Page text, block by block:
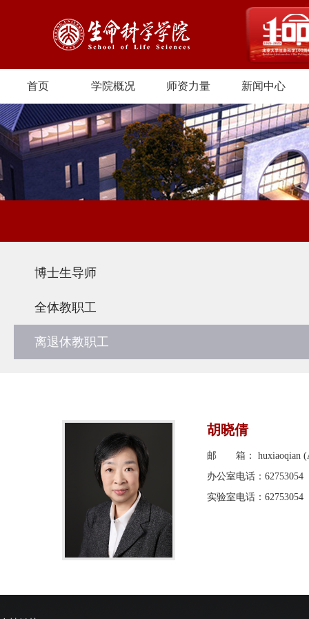
首页 学院概况 师资力量 新闻中心
博士生导师
全体教职工
离退休教职工
胡晓倩
邮 箱： huxiaoqian
办公室电话：62753054
实验室电话：62753054